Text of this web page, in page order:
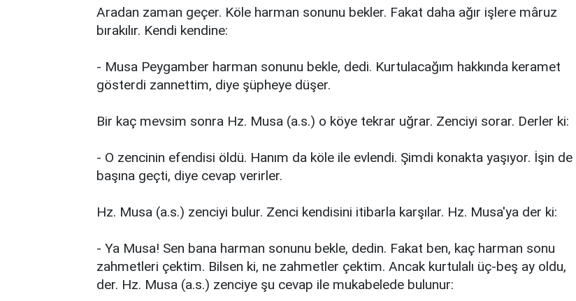
Aradan zaman geçer. Köle harman sonunu bekler. Fakat daha ağır işlere mâruz
bırakılır. Kendi kendine:
- Musa Peygamber harman sonunu bekle, dedi. Kurtulacağım hakkında keramet
gösterdi zannettim, diye şüpheye düşer.
Bir kaç mevsim sonra Hz. Musa (a.s.) o köye tekrar uğrar. Zenciyi sorar. Derler ki:
- O zencinin efendisi öldü. Hanım da köle ile evlendi. Şimdi konakta yaşıyor. İşin de
başına geçti, diye cevap verirler.
Hz. Musa (a.s.) zenciyi bulur. Zenci kendisini itibarla karşılar. Hz. Musa'ya der ki:
- Ya Musa! Sen bana harman sonunu bekle, dedin. Fakat ben, kaç harman sonu
zahmetleri çektim. Bilsen ki, ne zahmetler çektim. Ancak kurtulalı üç-beş ay oldu,
der. Hz. Musa (a.s.) zenciye şu cevap ile mukabelede bulunur: